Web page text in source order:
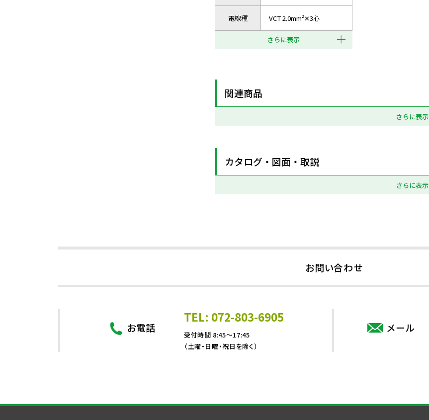
電線種 VCT 2.0mm²✕3心
さらに表示
関連商品
さらに表示
カタログ・図面・取説
さらに表示
お問い合わせ
お電話
TEL: 072-803-6905
受付時間 8:45～17:45
（土曜・日曜・祝日を除く）
メール